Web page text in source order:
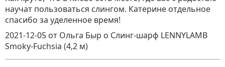
научат пользоваться слингом. Катерине отдельное
спасибо за уделенное время!
2021-12-05 от Ольга Быр о Слинг-шарф LENNYLAMB
Smoky-Fuchsia (4,2 м)